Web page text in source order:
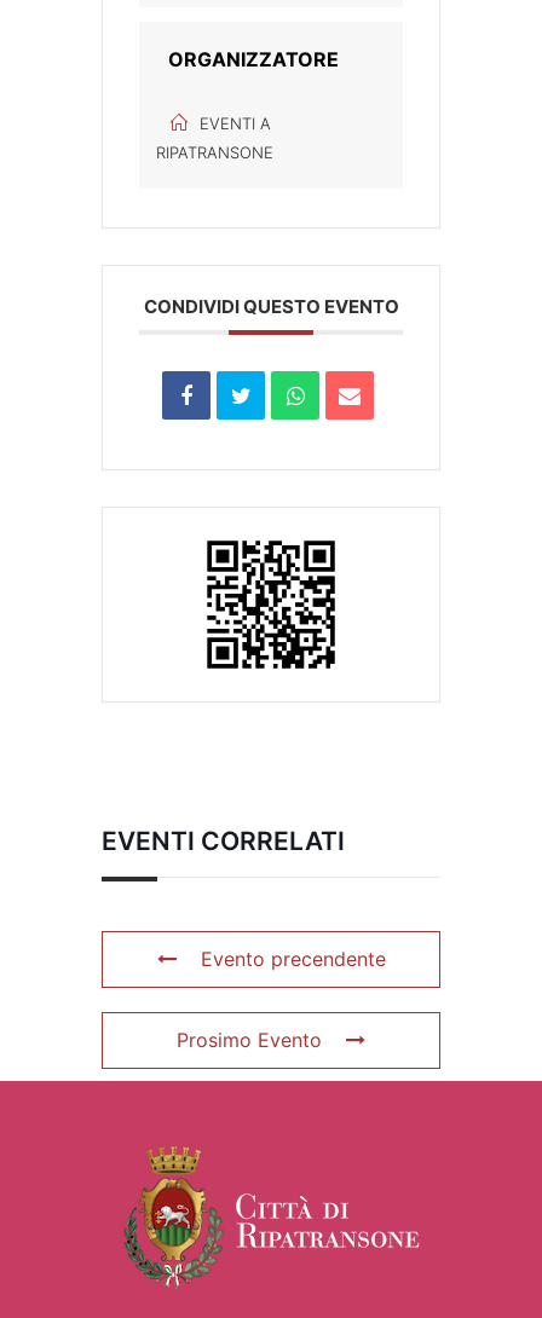
ORGANIZZATORE
EVENTI A
RIPATRANSONE
CONDIVIDI QUESTO EVENTO
EVENTI CORRELATI
Evento precendente
Prosimo Evento